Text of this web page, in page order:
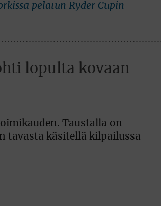
pelatun Ryder Cupin
lopulta kovaan
Taustalla on
tavasta käsitellä kilpailussa